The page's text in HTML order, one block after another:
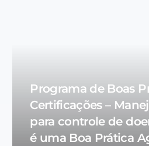
Programa de Boas
Certificações –
para controle de
é uma Boa Prática